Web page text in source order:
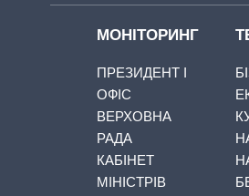
МОНІТОРИНГ
ПРЕЗИДЕНТ І
ОФІС
ВЕРХОВНА
РАДА
КАБІНЕТ
МІНІСТРІВ